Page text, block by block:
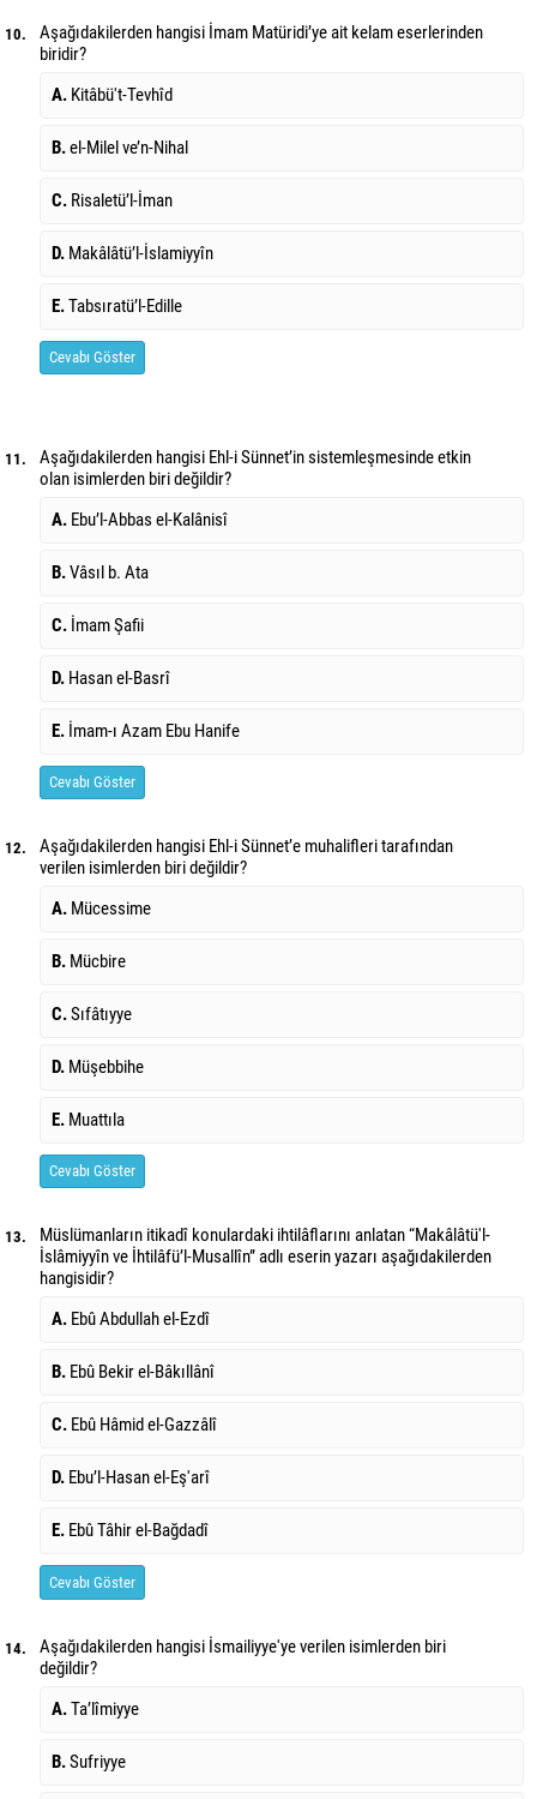
10.
Aşağıdakilerden hangisi İmam Matüridi’ye ait kelam eserlerinden
biridir?
A. Kitâbü't-Tevhîd
B.el-Milel ve’n-Nihal
C. Risaletü’l-İman
D. Makâlâtü’l-İslamiyyîn
E.Tabsıratü’l-Edille
Cevabı Göster
11.
Aşağıdakilerden hangisi Ehl-i Sünnet’in sistemleşmesinde etkin
olan isimlerden biri değildir?
A. Ebu’l-Abbas el-Kalânisî
B.Vâsıl b. Ata
C. İmam Şafii
D. Hasan el-Basrî
E. İmam-ı Azam Ebu Hanife
Cevabı Göster
12.
Aşağıdakilerden hangisi Ehl-i Sünnet’e muhalifleri tarafından
verilen isimlerden biri değildir?
A. Mücessime
B. Mücbire
C.Sıfâtıyye
D. Müşebbihe
E. Muattıla
Cevabı Göster
13.
Müslümanların itikadî konulardaki ihtilâflarını anlatan “Makâlâtü'l-
İslâmiyyîn ve İhtilâfü’l-Musallîn” adlı eserin yazarı aşağıdakilerden
hangisidir?
A. Ebû Abdullah el-Ezdî
B. Ebû Bekir el-Bâkıllânî
C. Ebû Hâmid el-Gazzâlî
D. Ebu’l-Hasan el-Eş'arî
E. Ebû Tâhir el-Bağdadî
Cevabı Göster
14.
Aşağıdakilerden hangisi İsmailiyye'ye verilen isimlerden biri
değildir?
A.Ta’lîmiyye
B.Sufriyye